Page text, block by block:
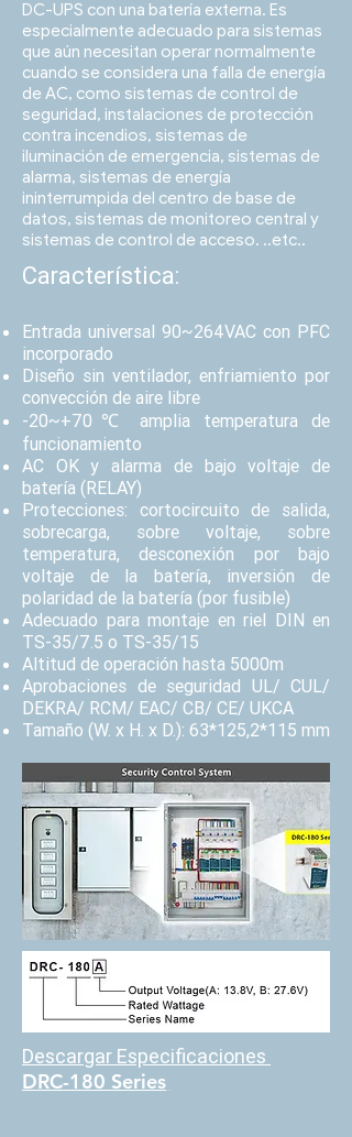
DC-UPS con una batería externa. Es
especialmente adecuado para sistemas
que aún necesitan operar normalmente
cuando se considera una falla de energía
de AC, como sistemas de control de
seguridad, instalaciones de protección
contra incendios, sistemas de
iluminación de emergencia, sistemas de
alarma, sistemas de energía
ininterrumpida del centro de base de
datos, sistemas de monitoreo central y
sistemas de control de acceso. ..etc..
Característica:
Entrada universal 90~264VAC con PFC
incorporado
Diseño sin ventilador, enfriamiento por
convección de aire libre
-20~+70℃ amplia temperatura de
funcionamiento
AC OK y alarma de bajo voltaje de
batería (RELAY)
Protecciones: cortocircuito de salida,
sobrecarga, sobre voltaje, sobre
temperatura, desconexión por bajo
voltaje de la batería, inversión de
polaridad de la batería (por fusible)
Adecuado para montaje en riel DIN en
TS-35/7.5 o TS-35/15
Altitud de operación hasta 5000m
Aprobaciones de seguridad UL/ CUL/
DEKRA/ RCM/ EAC/ CB/ CE/ UKCA
Tamaño (W. x H. x D.): 63*125,2*115 mm
Descargar Especificaciones
DRC-180 Series